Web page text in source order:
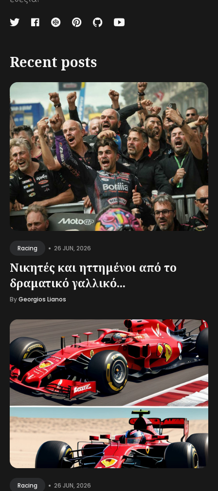
Recent posts
Racing • 26 JUN, 2026
Νικητές και ηττημένοι από το
δραματικό γαλλικό...
ByGeorgios Lianos
Racing • 26 JUN, 2026